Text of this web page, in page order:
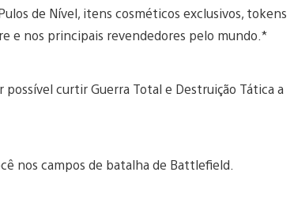
de Nível, itens cosméticos exclusivos, tokens
e nos principais revendedores pelo mundo.*
curtir Guerra Total e Destruição Tática a
nos campos de batalha de Battlefield.